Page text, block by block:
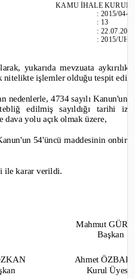
KAMU İHALE
:2015/044
: 13
:
:2015/
yukarıda mevzuata
nitelikte işlemler olduğu tespit
nedenlerle, 4734 sayılı
edilmiş sayıldığı tarihi
dava yolu açık olmak üzere,
54'üncü maddesinin
ile karar verildi.
Mahmut
Başkan
Ahmet
Kurul Üyesi